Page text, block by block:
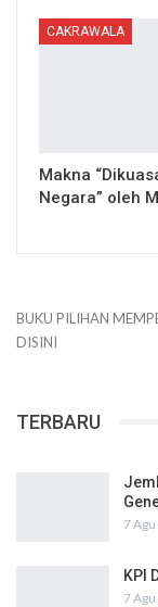
CAKRAWALA
Makna
Negara” oleh
BUKU PILIHAN
DISINI
TERBARU
7
KPI
7